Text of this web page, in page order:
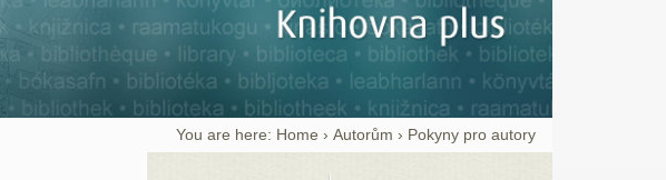
You are here: Home ›Autorům › Pokyny pro autory